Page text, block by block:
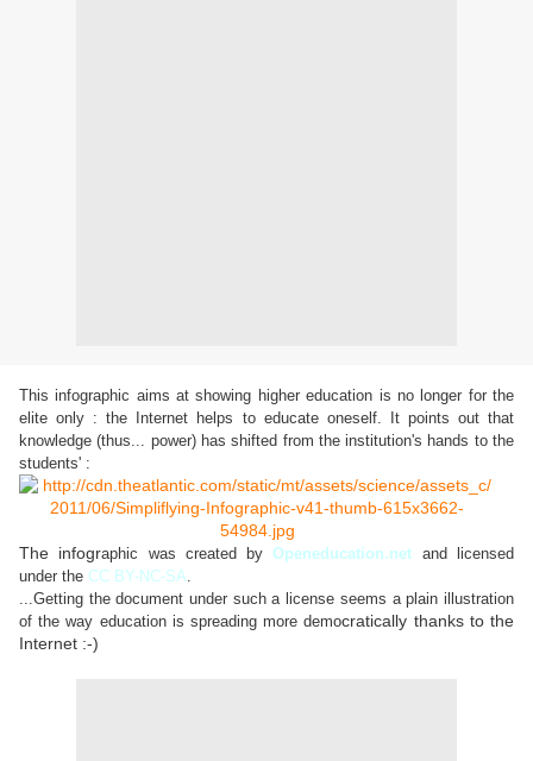
This infographic aims at showing higher education is no longer for the
elite only : the Internet helps to educate oneself. It points out that
knowledge (thus... power) has shifted from the institution's hands to the
students' :
The infographic was created by Openeducation.net and licensed
under the CC BY-NC-SA.
...Getting the document under such a license seems a plain illustration
of the way education is spreading more democratically thanks to the
Internet :-)